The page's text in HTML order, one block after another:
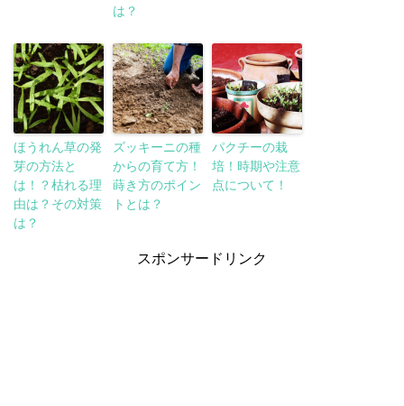
は？
ほうれん草の発
芽の方法と
は！？枯れる理
由は？その対策
は？
ズッキーニの種
からの育て方！
蒔き方のポイン
トとは？
パクチーの栽
培！時期や注意
点について！
スポンサードリンク